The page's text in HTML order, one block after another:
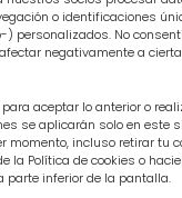
o identificaciones
personalizados. No
negativamente a
aceptar lo anterior o
se aplicarán solo en este
momento, incluso retirar tu
la Política de cookies o
parte inferior de la pantalla.
zona
tus deudas
tus deudas